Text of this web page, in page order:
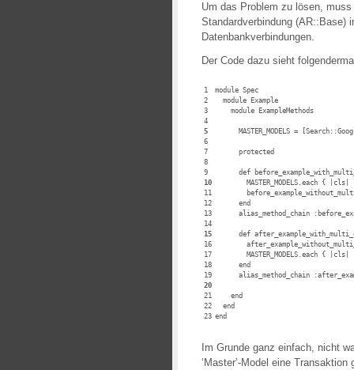
Um das Problem zu lösen,
Standardverbindung (AR::Base)
Datenbankverbindungen.
Der Code dazu sieht
1
2
3
4
5
6
7
8
9
10
11
12
13
14
15
16
17
18
19
20
21
22
23
module Spec
  module Example
    module ExampleMethods
MASTER_MODELS =
      protected
def
MASTER_MODELS.each { |cls|
      end
alias_method_chain
def
MASTER_MODELS.each { |cls|
      end
alias_method_chain
    end
  end
end
Im Grunde ganz einfach, nicht
‘Master’-Model eine